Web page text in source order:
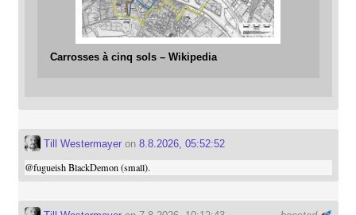
Carrosses à cinq sols – Wikipedia
Till Westermayeron 8.8.2026, 05:52:52
@fugueishBlackDemon (small).